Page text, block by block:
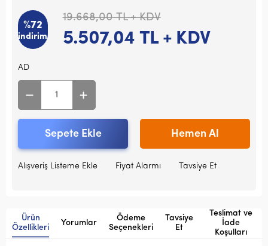
%72
indirim
19.668,00TL + KDV
5.507,04 TL + KDV
AD
Sepete Ekle Hemen Al
Alışveriş Listeme Ekle Fiyat Alarmı Tavsiye Et
Ürün
Özellikleri
Yorumlar
Ödeme
Seçenekleri
Tavsiye
Et
Teslimat ve
İade
Koşulları